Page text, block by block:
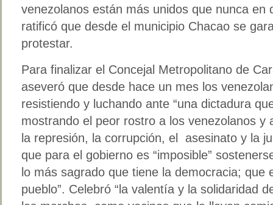
venezolanos están más unidos que nunca en
ratificó que desde el municipio Chacao se
protestar.
Para finalizar el Concejal Metropolitano de
aseveró que desde hace un mes los
resistiendo y luchando ante “una dictadura
mostrando el peor rostro a los venezolanos y
la represión, la corrupción, el asesinato y la
que para el gobierno es “imposible”
lo más sagrado que tiene la democracia; que
pueblo”. Celebró “la valentía y la solidaridad